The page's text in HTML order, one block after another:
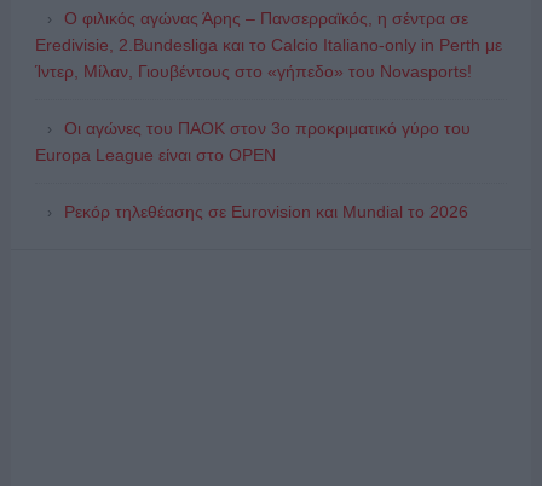
Ο φιλικός αγώνας Άρης – Πανσερραϊκός, η σέντρα σε
Eredivisie, 2.Bundesliga και το Calcio Italiano-only in Perth με
Ίντερ, Μίλαν, Γιουβέντους στο «γήπεδο» του Novasports!
Οι αγώνες του ΠΑΟΚ στον 3ο προκριματικό γύρο του
Europa League είναι στο OPEN
Ρεκόρ τηλεθέασης σε Eurovision και Mundial το 2026